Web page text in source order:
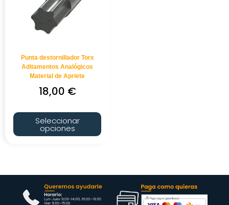
Punta destornillador Torx
Aditamentos Analógicos
Material de Apriete
18,00 €
Seleccionar
opciones